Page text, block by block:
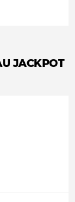
JACKPOT